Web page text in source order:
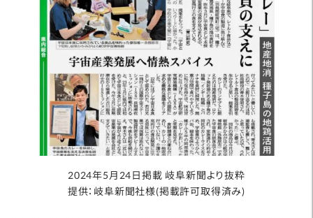
2024年5月24日掲載 岐阜新聞より抜粋
提供：岐阜新聞社様(掲載許可取得済み)